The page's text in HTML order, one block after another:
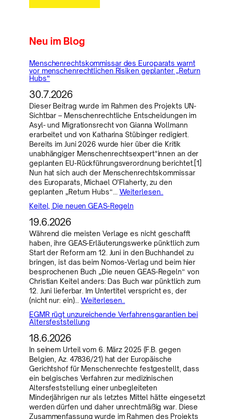
Neu im Blog
Menschenrechtskommissar des Europarats warnt
vor menschenrechtlichen Risiken geplanter „Return
Hubs“
30.7.2026
Dieser Beitrag wurde im Rahmen des Projekts UN-
Sichtbar – Menschenrechtliche Entscheidungen im
Asyl- und Migrationsrecht von Gianna Wollmann
erarbeitet und von Katharina Stübinger redigiert.
Bereits im Juni 2026 wurde hier über die Kritik
unabhängiger Menschenrechtsexpert*innen an der
geplanten EU-Rückführungsverordnung berichtet.[1]
Nun hat sich auch der Menschenrechtskommissar
des Europarats, Michael O’Flaherty, zu den
geplanten „Return Hubs“… Weiterlesen..
Keitel, Die neuen GEAS-Regeln
19.6.2026
Während die meisten Verlage es nicht geschafft
haben, ihre GEAS-Erläuterungswerke pünktlich zum
Start der Reform am 12. Juni in den Buchhandel zu
bringen, ist das beim Nomos-Verlag und beim hier
besprochenen Buch „Die neuen GEAS-Regeln“ von
Christian Keitel anders: Das Buch war pünktlich zum
12. Juni lieferbar. Im Untertitel verspricht es, der
(nicht nur: ein)…Weiterlesen..
EGMR rügt unzureichende Verfahrensgarantien bei
Altersfeststellung
18.6.2026
In seinem Urteil vom 6. März 2025 (F.B. gegen
Belgien, Az. 47836/21) hat der Europäische
Gerichtshof für Menschenrechte festgestellt, dass
ein belgisches Verfahren zur medizinischen
Altersfeststellung einer unbegleiteten
Minderjährigen nur als letztes Mittel hätte eingesetzt
werden dürfen und daher unrechtmäßig war. Diese
Zusammenfassung wurde im Rahmen des Projekts